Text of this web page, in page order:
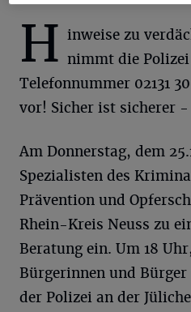
H inweise zu
nimmt die
Telefonnummer 02131
vor! Sicher ist sicherer
Am Donnerstag, dem
Spezialisten des
Prävention und
Rhein-Kreis Neuss zu
Beratung ein. Um 18
Bürgerinnen und
der Polizei an der